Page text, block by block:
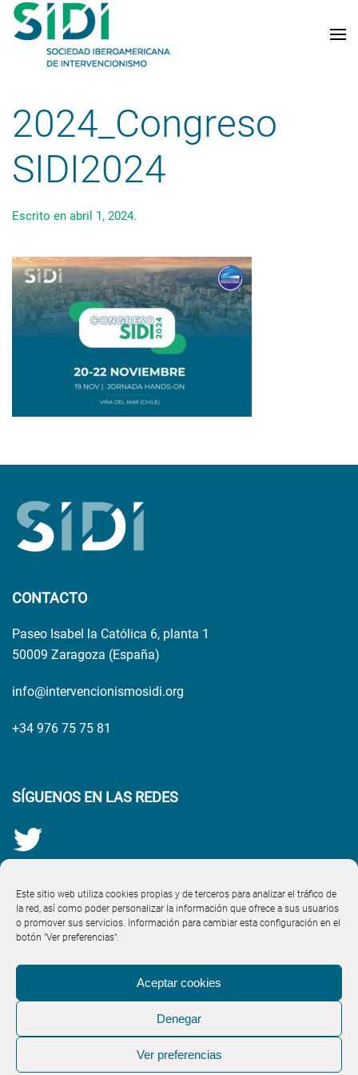
Este sitio web utiliza cookies propias y de terceros para analizar el tráfico de
la red, así como poder personalizar la información que ofrece a sus usuarios
o promover sus servicios. Información para cambiar esta configuración en el
botón "Ver preferencias".
Aceptar cookies
Denegar
Ver preferencias
Skip to main content
2024_Congreso
SIDI2024
Escrito en abril 1, 2024.
CONTACTO
Paseo Isabel la Católica 6, planta 1
50009 Zaragoza (España)
info@intervencionismosidi.org
+34 976 75 75 81
SÍGUENOS EN LAS REDES
Aviso Legal·Política de Cookies (UE)·Política de